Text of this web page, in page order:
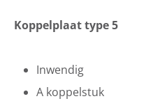
Koppelplaat type 5
Inwendig
A koppelstuk